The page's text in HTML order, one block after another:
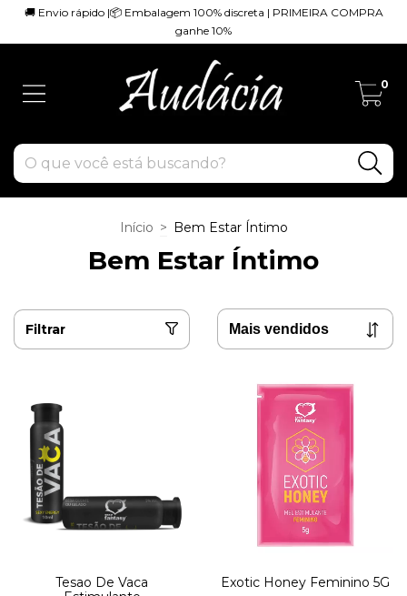
🚚 Envio rápido |📦 Embalagem 100% discreta | PRIMEIRA COMPRA
ganhe 10%
0
Início > Bem Estar Íntimo
Bem Estar Íntimo
Filtrar
Tesao De Vaca
Exotic Honey Feminino 5G